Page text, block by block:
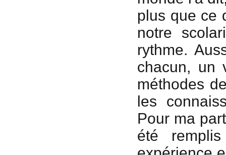
plus que ce
notre
rythme.
chacun, un
méthodes
les
Pour ma
été